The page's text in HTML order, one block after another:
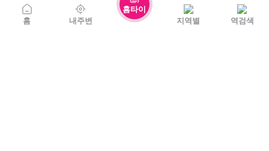
홈 내주변
홈타이
지역별
역검색